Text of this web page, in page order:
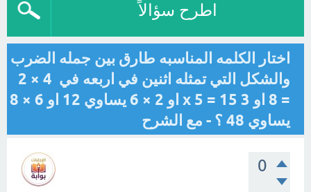
اطرح سؤالاً
اختار الكلمه المناسبه طارق بين جمله الضرب
والشكل التي تمثله اثنين في اربعه في 4 × 2
= 8 او 3 x 5 = 15 او 2 × 6 يساوي 12 او 6 × 8
يساوي 48 ؟ - مع الشرح
0